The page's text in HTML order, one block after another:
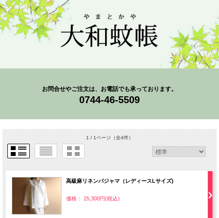
お問合せやご注文は、お電話でも承っております。
0744-46-5509
1 / 1ページ（全4件）
高級麻リネンパジャマ（レディースLサイズ)
価格： 25,300円(税込)